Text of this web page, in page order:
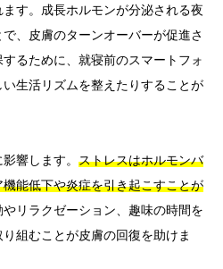
す。成長ホルモンが分泌される夜
、皮膚のターンオーバーが促進さ
るために、就寝前のスマートフォ
生活リズムを整えたりすることが
響します。 ストレスはホルモンバ
能低下や炎症を引き起こすことが
リラクゼーション、趣味の時間を
組むことが皮膚の回復を助けま